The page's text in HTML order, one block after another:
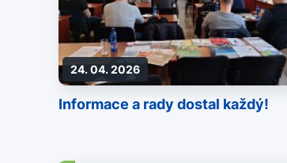
24. 04. 2026
Informace a rady dostal každý!